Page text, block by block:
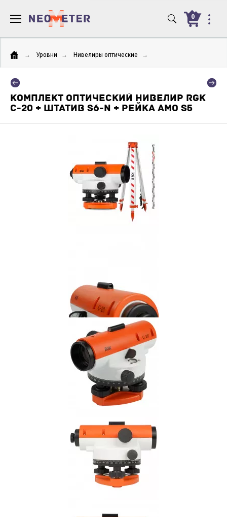
0
→ Уровни → Нивелиры оптические →
КОМПЛЕКТ ОПТИЧЕСКИЙ НИВЕЛИР RGK
C-20 + ШТАТИВ S6-N + РЕЙКА AMO S5